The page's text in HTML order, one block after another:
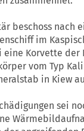
beschoss nach
im
eine Korvette der
vom Typ
in Kiew
sei